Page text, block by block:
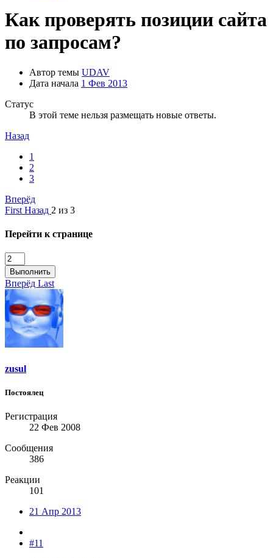
Как проверять позиции сайта
по запросам?
Автор темы UDAV
Дата начала 1 Фев 2013
Статус
В этой теме нельзя размещать новые ответы.
Назад
1
2
3
Вперёд
First Назад 2 из 3
Перейти к странице
Выполнить
Вперёд Last
zusul
Постоялец
Регистрация
22 Фев 2008
Сообщения
386
Реакции
101
21 Апр 2013
#11